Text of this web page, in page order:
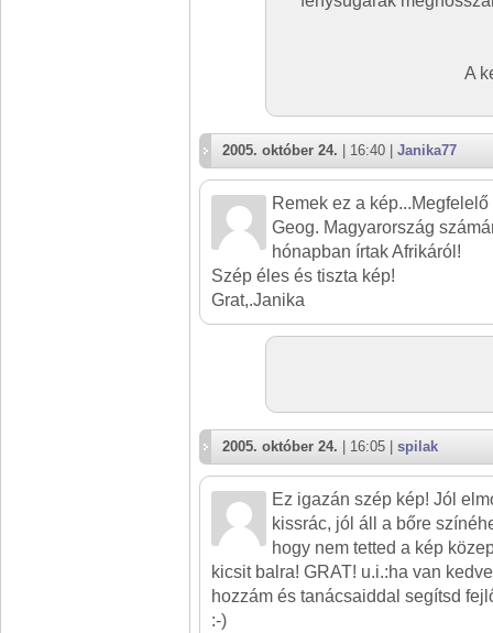
A
2005. október 24. | 16:40 | Janika77
Remek ez a
Geog. Magyarország
hónapban írtak Afrikáról!
Szép éles és tiszta kép!
Grat,.Janika
2005. október 24. | 16:05 | spilak
Ez igazán szép kép! Jól
kissrác, jól áll a bőre
hogy nem tetted a kép
kicsit balra! GRAT! u.i.:ha van
hozzám és tanácsaiddal segítsd
:-)